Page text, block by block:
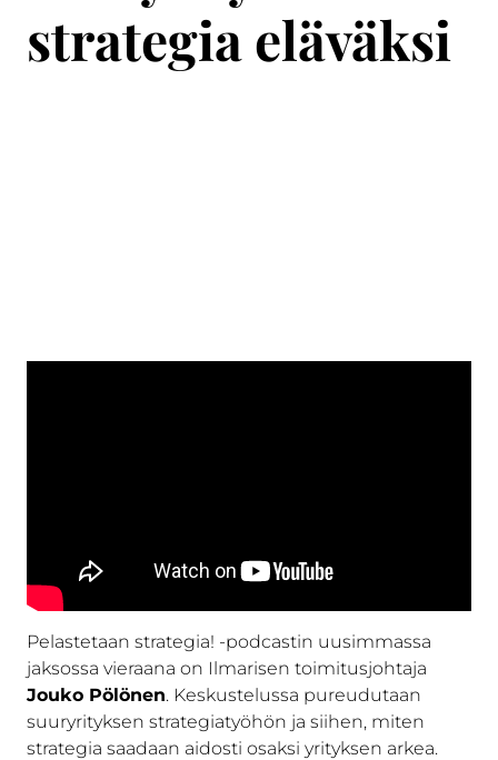
strategia eläväksi
Pelastetaan strategia! -podcastin uusimmassa
jaksossa vieraana on Ilmarisen toimitusjohtaja
Jouko Pölönen. Keskustelussa pureudutaan
suuryrityksen strategiatyöhön ja siihen, miten
strategia saadaan aidosti osaksi yrityksen arkea.